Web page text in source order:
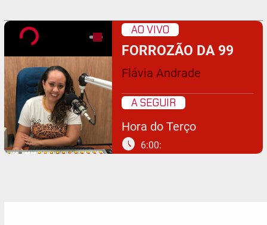
AO VIVO
FORROZÃO DA 99
Flávia Andrade
A SEGUIR
Hora do Terço
schedule 6:00: